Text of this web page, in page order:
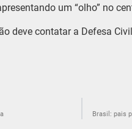
um “olho” no
deve contatar a Defesa
Brasil: pais